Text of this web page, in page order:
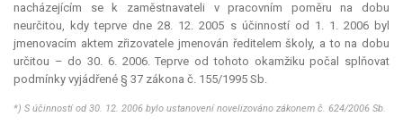
nacházejícím se k zaměstnavateli v pracovním poměru na dobu
neurčitou, kdy teprve dne 28. 12. 2005 s účinností od 1. 1. 2006 byl
jmenovacím aktem zřizovatele jmenován ředitelem školy, a to na dobu
určitou – do 30. 6. 2006. Teprve od tohoto okamžiku počal splňovat
podmínky vyjádřené § 37 zákona č. 155/1995 Sb.
*) S účinností od 30. 12. 2006 bylo ustanovení novelizováno zákonem č. 624/2006 Sb.